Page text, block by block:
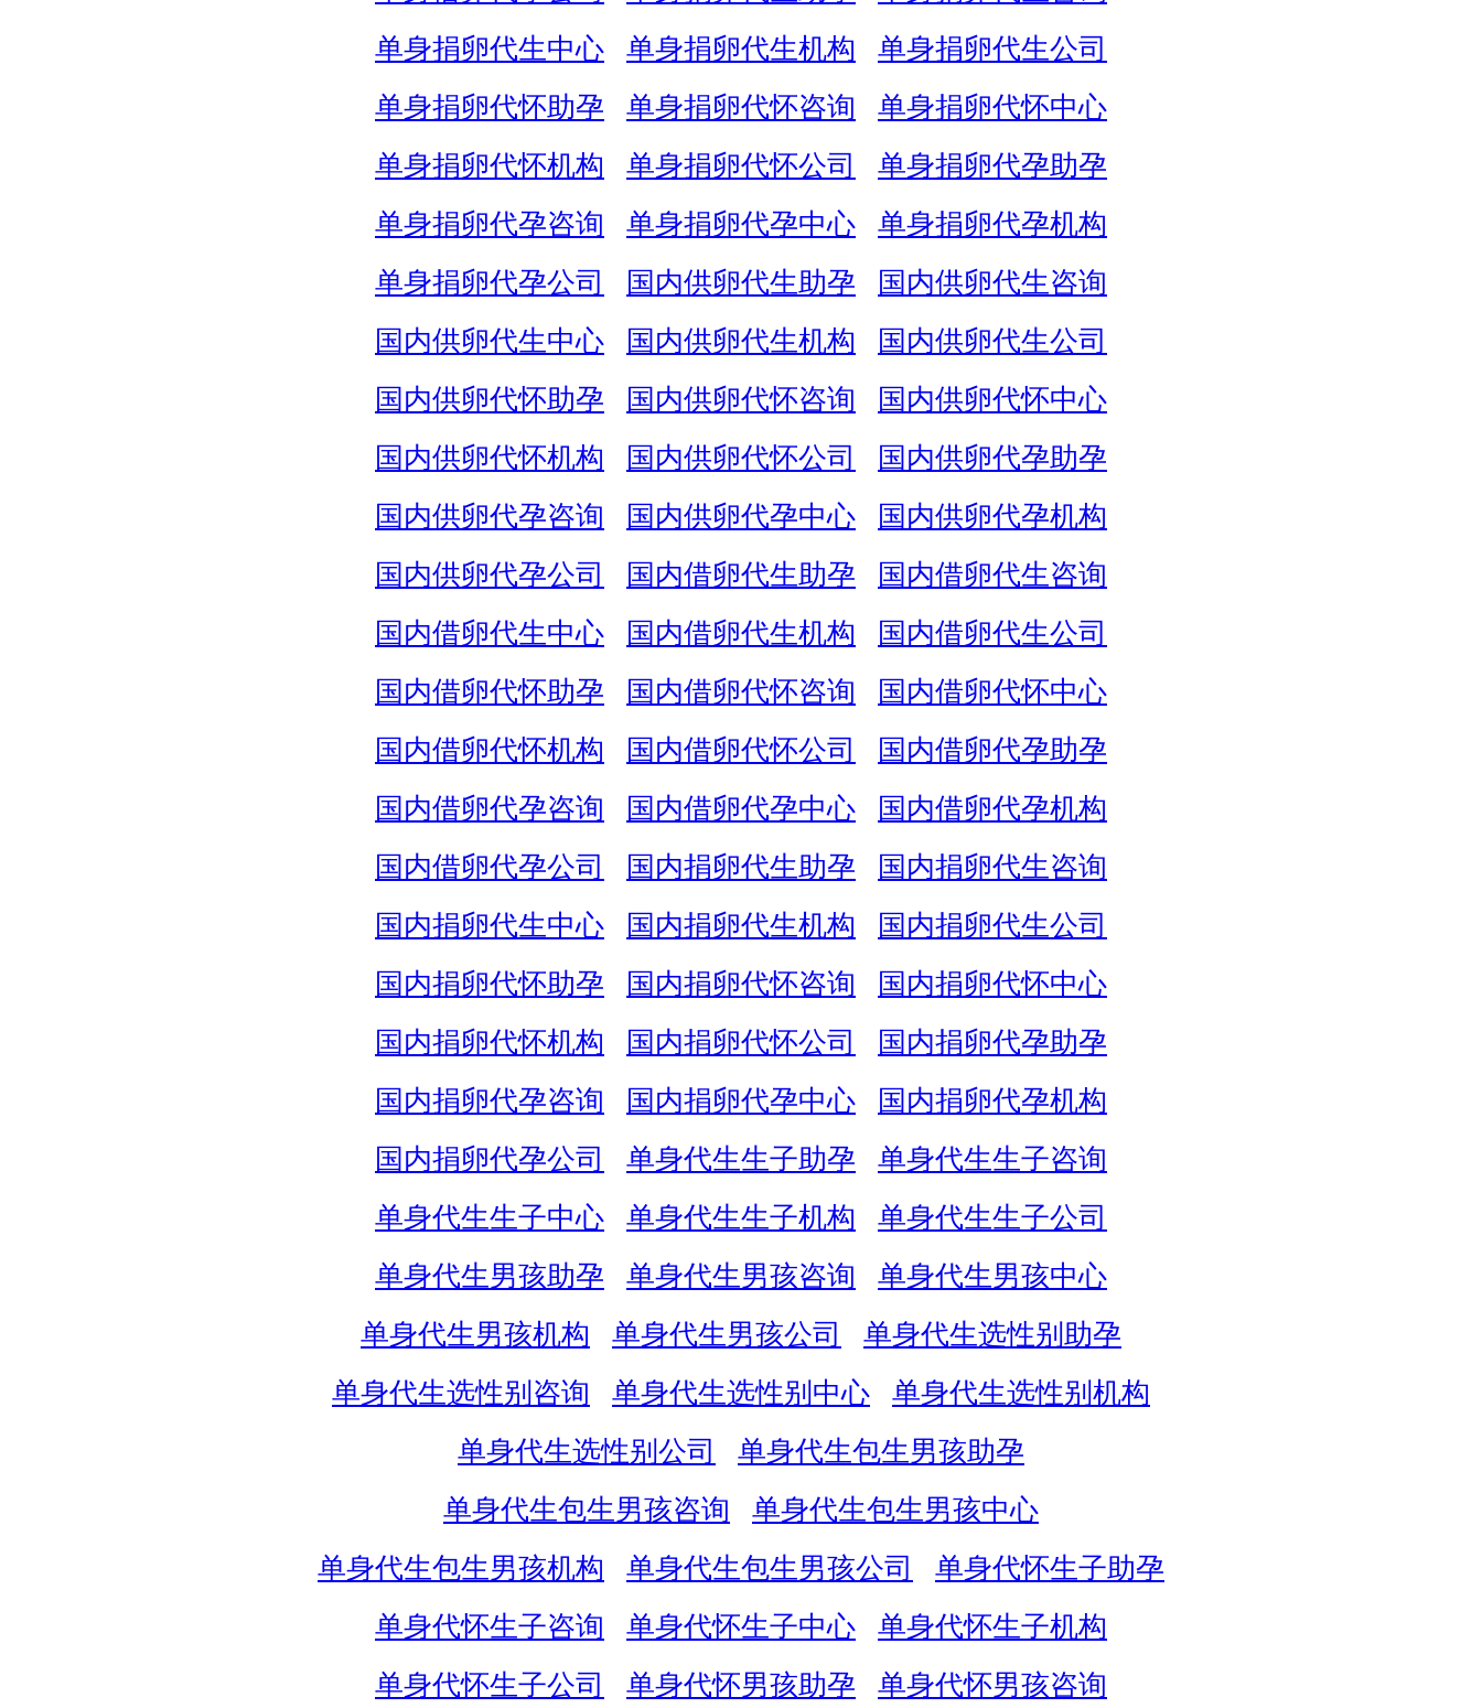
单身捐卵代生中心
单身捐卵代生机构
单身捐卵代生公司
单身捐卵代怀助孕
单身捐卵代怀咨询
单身捐卵代怀中心
单身捐卵代怀机构
单身捐卵代怀公司
单身捐卵代孕助孕
单身捐卵代孕咨询
单身捐卵代孕中心
单身捐卵代孕机构
单身捐卵代孕公司
国内供卵代生助孕
国内供卵代生咨询
国内供卵代生中心
国内供卵代生机构
国内供卵代生公司
国内供卵代怀助孕
国内供卵代怀咨询
国内供卵代怀中心
国内供卵代怀机构
国内供卵代怀公司
国内供卵代孕助孕
国内供卵代孕咨询
国内供卵代孕中心
国内供卵代孕机构
国内供卵代孕公司
国内借卵代生助孕
国内借卵代生咨询
国内借卵代生中心
国内借卵代生机构
国内借卵代生公司
国内借卵代怀助孕
国内借卵代怀咨询
国内借卵代怀中心
国内借卵代怀机构
国内借卵代怀公司
国内借卵代孕助孕
国内借卵代孕咨询
国内借卵代孕中心
国内借卵代孕机构
国内借卵代孕公司
国内捐卵代生助孕
国内捐卵代生咨询
国内捐卵代生中心
国内捐卵代生机构
国内捐卵代生公司
国内捐卵代怀助孕
国内捐卵代怀咨询
国内捐卵代怀中心
国内捐卵代怀机构
国内捐卵代怀公司
国内捐卵代孕助孕
国内捐卵代孕咨询
国内捐卵代孕中心
国内捐卵代孕机构
国内捐卵代孕公司
单身代生生子助孕
单身代生生子咨询
单身代生生子中心
单身代生生子机构
单身代生生子公司
单身代生男孩助孕
单身代生男孩咨询
单身代生男孩中心
单身代生男孩机构
单身代生男孩公司
单身代生选性别助孕
单身代生选性别咨询
单身代生选性别中心
单身代生选性别机构
单身代生选性别公司
单身代生包生男孩助孕
单身代生包生男孩咨询
单身代生包生男孩中心
单身代生包生男孩机构
单身代生包生男孩公司
单身代怀生子助孕
单身代怀生子咨询
单身代怀生子中心
单身代怀生子机构
单身代怀生子公司
单身代怀男孩助孕 单身代怀男孩咨询